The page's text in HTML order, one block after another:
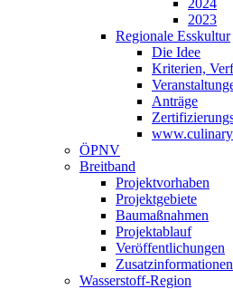
2024
2023
Regionale Esskultur
Die Idee
Kriterien,
Anträge
ÖPNV
Breitband
Projektvorhaben
Projektgebiete
Baumaßnahmen
Projektablauf
Veröffentlichungen
Zusatzinformationen
Wasserstoff-Region